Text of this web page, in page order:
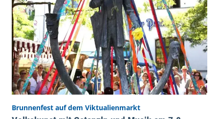
Brunnenfest auf dem Viktualienmarkt